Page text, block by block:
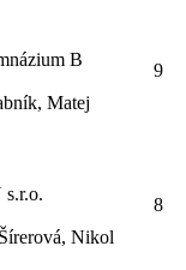
B
Matej
9
Nikol
8